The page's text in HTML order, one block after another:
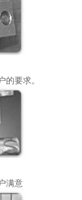
要求。
满意